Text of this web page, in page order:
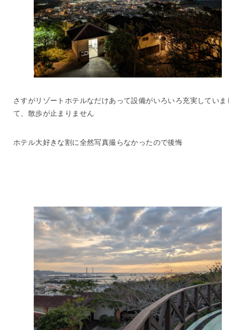
さすがリゾートホテルなだけあって設備がいろいろ充実していま
て、散歩が止まりません
ホテル大好きな割に全然写真撮らなかったので後悔